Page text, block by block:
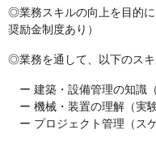
◎業務スキルの向上を目的
奨励金制度あり）
◎業務を通して、以下のスキ
ー 建築・設備管理の知識
ー 機械・装置の理解（実
ー プロジェクト管理（ス